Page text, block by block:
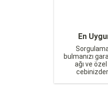
En
bulmanızı
ağı ve